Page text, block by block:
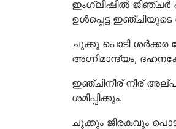
ഇംഗ്ലീഷിൽ
ഉൾപ്പെട്ട
ചുക്കു പൊടി ശർക്കര
അഗ്നിമാന്ദ്യം,
ഇഞ്ചിനീര് നീര്
ശമിപ്പിക്കും.
ചുക്കും ജീരകവും